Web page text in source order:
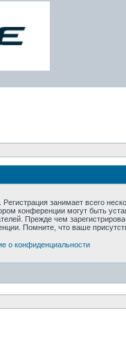
занимает всего
конференции могут быть
Прежде чем
Помните, что ваше
о конфиденциальности